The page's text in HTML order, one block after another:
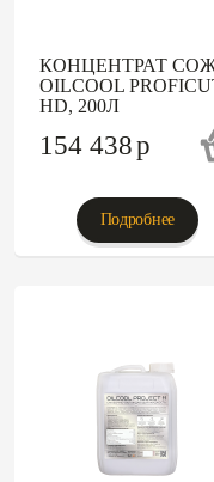
КОНЦЕНТРАТ
OILCOOL
HD, 200Л
154 438p
Подробнее